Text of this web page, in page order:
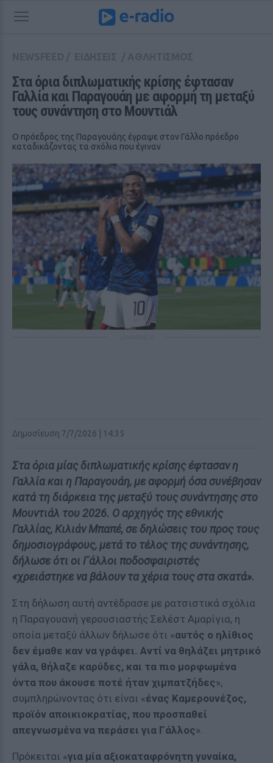
Στα όρια διπλωματικής κρίσης έφτασαν
Γαλλία και Παραγουάη με αφορμή τη μεταξύ
τους συνάντηση στο Μουντιάλ
Ο πρόεδρος της Παραγουάης έγραψε στον Γάλλο πρόεδρο
καταδικάζοντας τα σχόλια που έγιναν
Δημοσίευση 7/7/2026 | 14:35
Στα όρια μίας διπλωματικής κρίσης έφτασαν η
Γαλλία και η Παραγουάη, με αφορμή όσα συνέβησαν
κατά τη διάρκεια της μεταξύ τους συνάντησης στο
Μουντιάλ του 2026. Ο αρχηγός της εθνικής
Γαλλίας, Κιλιάν Μπαπέ, σε δηλώσεις του προς τους
δημοσιογράφους, μετά το τέλος της συνάντησης,
δήλωσε ότι οι Γάλλοι ποδοσφαιριστές
«χρειάστηκε να βάλουν τα χέρια τους στα σκατά».
Στη δήλωση αυτή αντέδρασε με ρατσιστικά σχόλια
η Παραγουανή γερουσιαστής Σελέστ Αμαρίγια, η
οποία μεταξύ άλλων δήλωσε ότι «αυτός ο ηλίθιος
δεν έμαθε καν να γράφει. Αντί να θηλάζει μητρικό
γάλα, θήλαζε καρύδες, και τα πιο μορφωμένα
όντα που άκουσε ποτέ ήταν χιμπατζήδες»,
συμπληρώνοντας ότι είναι «ένας Καμερουνέζος,
προϊόν αποικιοκρατίας, που προσπαθεί
απεγνωσμένα να περάσει για Γάλλος».
Πρόκειται «για μία αξιοκαταφρόνητη γυναίκα,